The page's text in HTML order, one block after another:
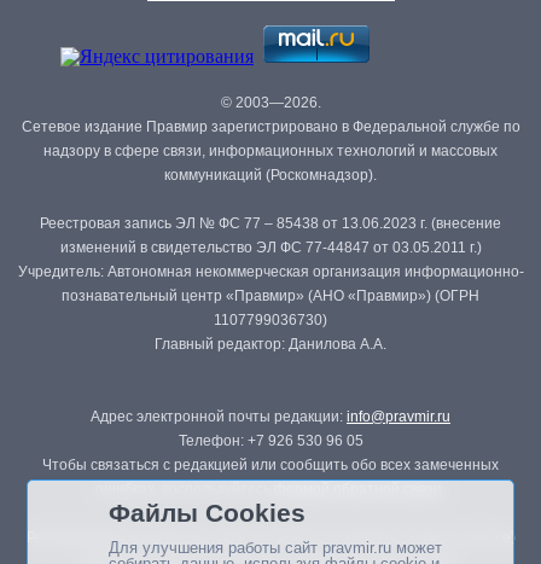
© 2003—2026.
Сетевое издание Правмир зарегистрировано в Федеральной службе по
надзору в сфере связи, информационных технологий и массовых
коммуникаций (Роскомнадзор).
Реестровая запись ЭЛ № ФС 77 – 85438 от 13.06.2023 г. (внесение
изменений в свидетельство ЭЛ ФС 77-44847 от 03.05.2011 г.)
Учредитель: Автономная некоммерческая организация информационно-
познавательный центр «Правмир» (АНО «Правмир») (ОГРН
1107799036730)
Главный редактор: Данилова А.А.
Адрес электронной почты редакции: info@pravmir.ru
Телефон: +7 926 530 96 05
Чтобы связаться с редакцией или сообщить обо всех замеченных
Републикация материалов сайта в печатных изданиях (книгах, прессе)
Файлы Cookies
Для улучшения работы сайт pravmir.ru может